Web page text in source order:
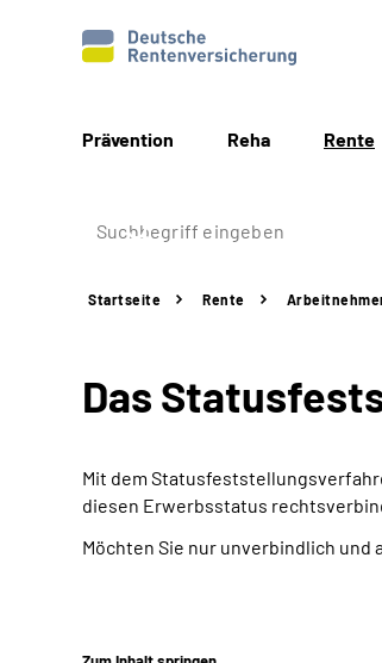
Prävention Reha Rente
Startseite Rente
Das
Mit dem
diesen Erwerbsstatus
Möchten Sie nur unverbindlich und